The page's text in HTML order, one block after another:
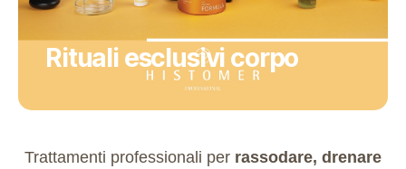
Rituali esclusivi corpo
Trattamenti professionali per rassodare, drenare